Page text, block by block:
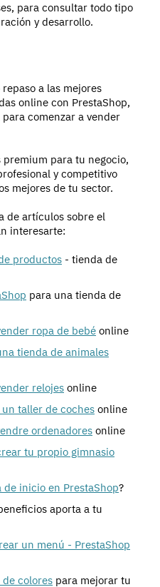
para consultar todo tipo
y desarrollo.
a las mejores
online con PrestaShop,
comenzar a vender
para tu negocio,
y competitivo
mejores de tu sector.
de artículos sobre el
interesarte:
productos - tienda de
para una tienda de
ropa de bebé online
tienda de animales
relojes online
taller de coches online
ordenadores online
tu propio gimnasio
inicio en PrestaShop?
aporta a tu
un menú - PrestaShop
de colores para mejorar tu